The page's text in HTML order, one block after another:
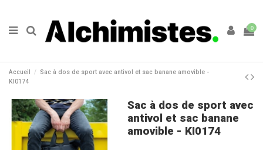
0
Accueil
Sac à dos de sport avec antivol et sac banane amovible -
KI0174
Sac à dos de sport avec
antivol et sac banane
amovible - KI0174